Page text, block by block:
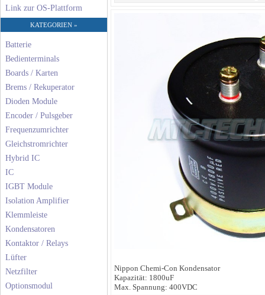
Link zur OS-Plattform
KATEGORIEN »
Batterie
Bedienterminals
Boards / Karten
Brems / Rekuperator
Dioden Module
Encoder / Pulsgeber
Frequenzumrichter
Gleichstromrichter
Hybrid IC
IC
IGBT Module
Isolation Amplifier
Klemmleiste
Kondensatoren
Kontaktor / Relays
Lüfter
Netzfilter
Optionsmodul
Nippon Chemi-Con Kondensator
Kapazität: 1800uF
Max. Spannung: 400VDC